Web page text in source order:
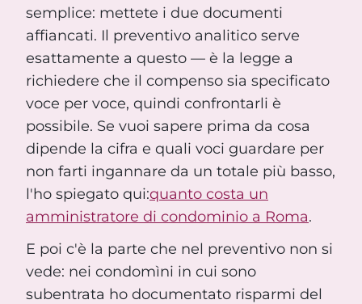
semplice: mettete i due documenti
affiancati. Il preventivo analitico serve
esattamente a questo — è la legge a
richiedere che il compenso sia specificato
voce per voce, quindi confrontarli è
possibile. Se vuoi sapere prima da cosa
dipende la cifra e quali voci guardare per
non farti ingannare da un totale più basso,
l'ho spiegato qui:quanto costa un
amministratore di condominio a Roma.
E poi c'è la parte che nel preventivo non si
vede: nei condomìni in cui sono
subentrata ho documentato risparmi del